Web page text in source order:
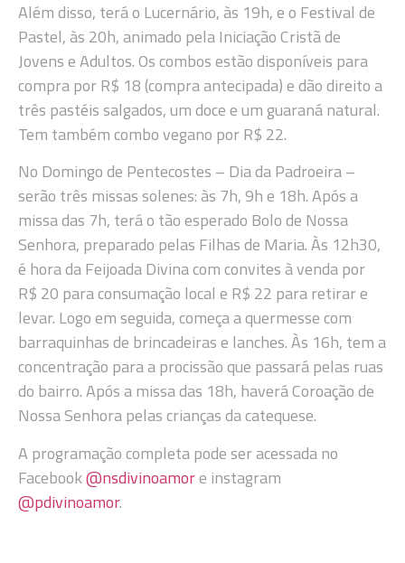
Além disso, terá o Lucernário, às 19h, e o Festival de
Pastel, às 20h, animado pela Iniciação Cristã de
Jovens e Adultos. Os combos estão disponíveis para
compra por R$ 18 (compra antecipada) e dão direito a
três pastéis salgados, um doce e um guaraná natural.
Tem também combo vegano por R$ 22.
No Domingo de Pentecostes – Dia da Padroeira –
serão três missas solenes: às 7h, 9h e 18h. Após a
missa das 7h, terá o tão esperado Bolo de Nossa
Senhora, preparado pelas Filhas de Maria. Às 12h30,
é hora da Feijoada Divina com convites à venda por
R$ 20 para consumação local e R$ 22 para retirar e
levar. Logo em seguida, começa a quermesse com
barraquinhas de brincadeiras e lanches. Às 16h, tem a
concentração para a procissão que passará pelas ruas
do bairro. Após a missa das 18h, haverá Coroação de
Nossa Senhora pelas crianças da catequese.
A programação completa pode ser acessada no
Facebook@nsdivinoamore instagram
@pdivinoamor.